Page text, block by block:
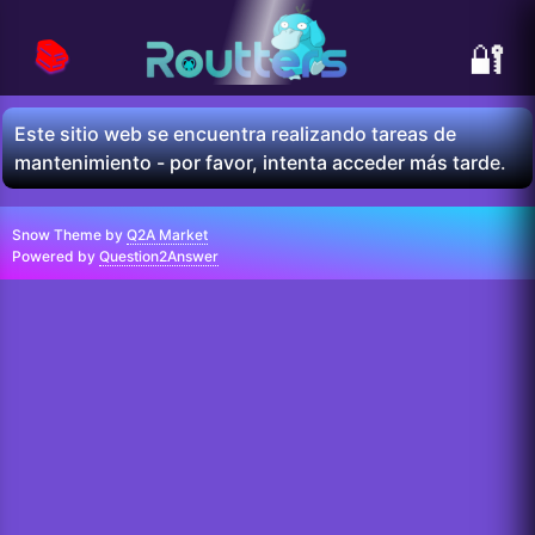
🔐
📚
Este sitio web se encuentra realizando tareas de
mantenimiento - por favor, intenta acceder más tarde.
Snow Theme by Q2A Market
Powered by Question2Answer